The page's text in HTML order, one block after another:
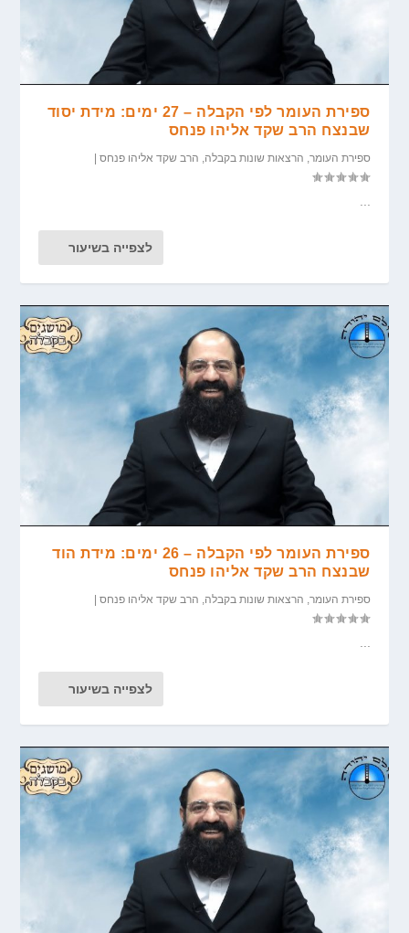
ספירת העומר לפי הקבלה – 27 ימים: מידת יסוד
שבנצח הרב שקד אליהו פנחס
ספירת העומר, הרצאות שונות בקבלה, הרב שקד אליהו פנחס |
לצפייה בשיעור
ספירת העומר לפי הקבלה – 26 ימים: מידת הוד
שבנצח הרב שקד אליהו פנחס
ספירת העומר הרצאות שונות בקבלה הרב שקד אליהו פנחס |
לצפייה בשיעור